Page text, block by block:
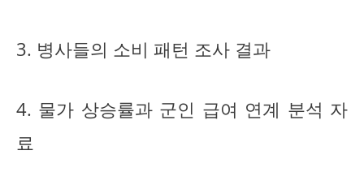
3. 병사들의 소비 패턴 조사 결과
4. 물가 상승률과 군인 급여 연계 분석 자
료